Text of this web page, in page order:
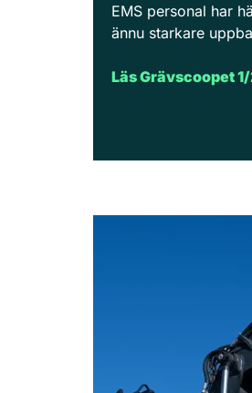
EMS personal har
ännu starkare
Läs Grävscoopet